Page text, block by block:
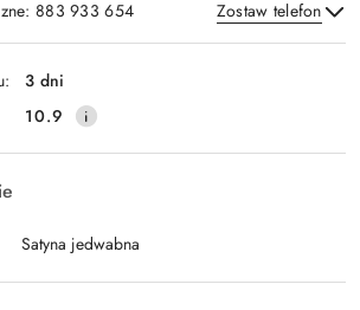
883 933 654 Zostaw telefon
Wyślij
3 dni
10.9
Satyna jedwabna